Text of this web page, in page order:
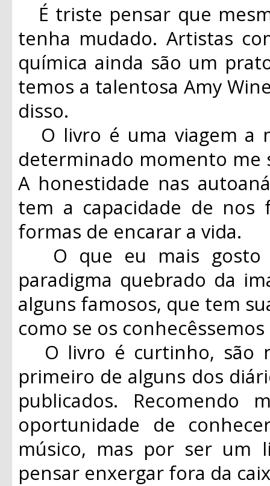
É triste pensar que
tenha mudado. Artistas
química ainda são um
temos a talentosa Amy
disso.
O livro é uma viagem a
determinado momento me
A honestidade nas
tem a capacidade de nos
formas de encarar a vida.
O que eu mais gosto
paradigma quebrado da
alguns famosos, que tem
como se os
O livro é curtinho, são
primeiro de alguns dos
publicados.
oportunidade de
músico, mas por ser um
pensar enxergar fora da